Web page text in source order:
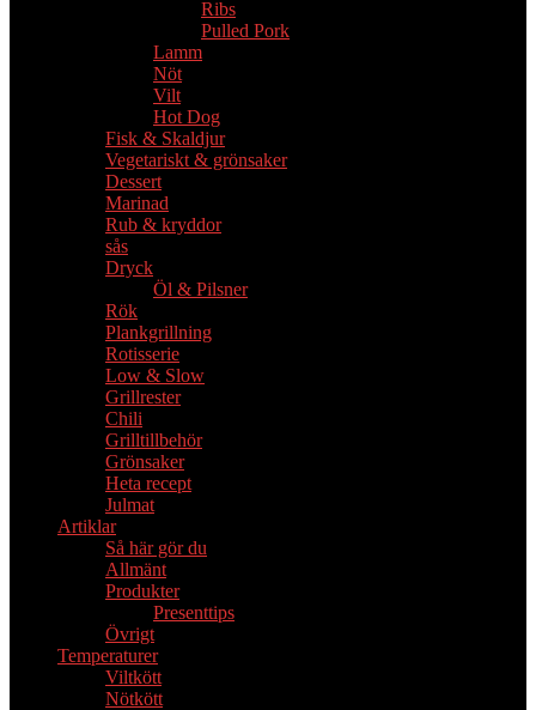
Ribs
Pulled Pork
Lamm
Nöt
Vilt
Hot Dog
Fisk & Skaldjur
Vegetariskt & grönsaker
Dessert
Marinad
Rub & kryddor
sås
Dryck
Öl & Pilsner
Rök
Plankgrillning
Rotisserie
Low & Slow
Grillrester
Chili
Grilltillbehör
Grönsaker
Heta recept
Julmat
Artiklar
Så här gör du
Allmänt
Produkter
Presenttips
Övrigt
Temperaturer
Viltkött
Nötkött